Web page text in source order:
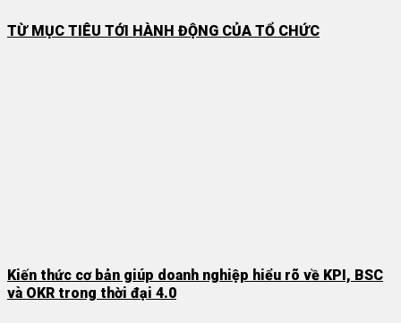
TỪ MỤC TIÊU TỚI HÀNH ĐỘNG CỦA TỔ CHỨC
Kiến thức cơ bản giúp doanh nghiệp hiểu rõ về KPI, BSC
và OKR trong thời đại 4.0